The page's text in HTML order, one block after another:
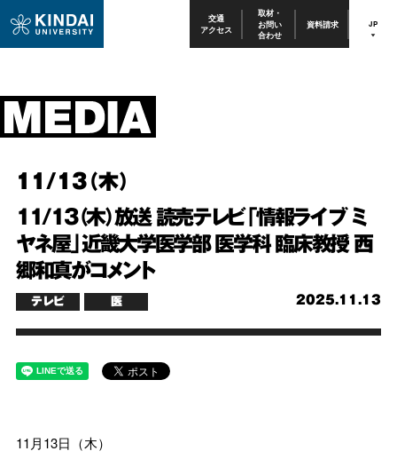
交通
アクセス
取材・
お問い
合わせ
資料請求 JP
11/13（木）
11/13（木）放送 読売テレビ「情報ライブ ミ
ヤネ屋」近畿大学医学部 医学科 臨床教授 西
郷和真がコメント
2025.11.13
テレビ 医
11月13日（木）